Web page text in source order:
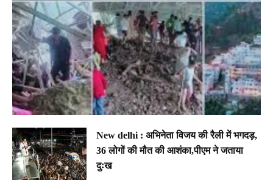
New delhi : अभिनेता विजय की रैली में भगदड़,
36 लोगों की मौत की आशंका,पीएम ने जताया
दुःख